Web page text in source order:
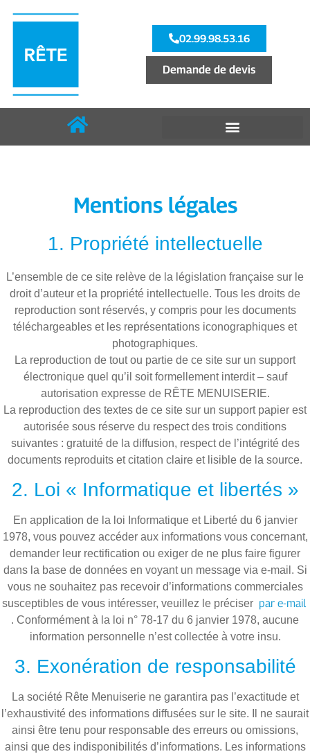
02.99.98.53.16
Demande de devis
Mentions légales
1. Propriété intellectuelle
L’ensemble de ce site relève de la législation française sur le
droit d’auteur et la propriété intellectuelle. Tous les droits de
reproduction sont réservés, y compris pour les documents
téléchargeables et les représentations iconographiques et
photographiques.
La reproduction de tout ou partie de ce site sur un support
électronique quel qu’il soit formellement interdit – sauf
autorisation expresse de RÊTE MENUISERIE.
La reproduction des textes de ce site sur un support papier est
autorisée sous réserve du respect des trois conditions
suivantes : gratuité de la diffusion, respect de l’intégrité des
documents reproduits et citation claire et lisible de la source.
2. Loi « Informatique et libertés »
En application de la loi Informatique et Liberté du 6 janvier
1978, vous pouvez accéder aux informations vous concernant,
demander leur rectification ou exiger de ne plus faire figurer
dans la base de données en voyant un message via e-mail. Si
vous ne souhaitez pas recevoir d’informations commerciales
susceptibles de vous intéresser, veuillez le préciser par e-mail
. Conformément à la loi n° 78-17 du 6 janvier 1978, aucune
information personnelle n’est collectée à votre insu.
3. Exonération de responsabilité
La société Rête Menuiserie ne garantira pas l’exactitude et
l’exhaustivité des informations diffusées sur le site. Il ne saurait
ainsi être tenu pour responsable des erreurs ou omissions,
ainsi que des indisponibilités d’informations. Les informations